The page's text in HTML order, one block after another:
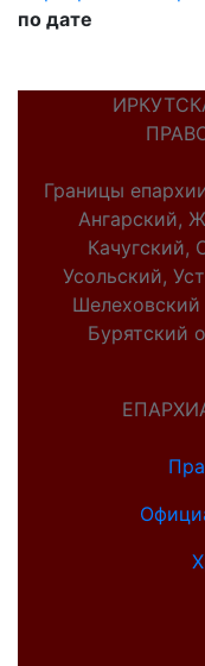
по дате
Границы
Ангарский,
Качугский,
Усольский,
Бурятский